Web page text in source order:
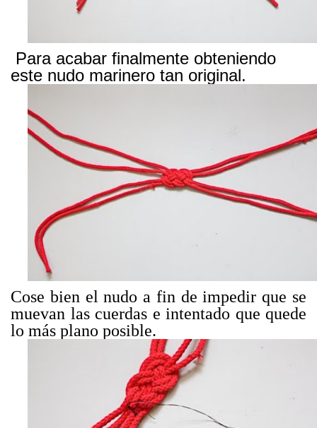
Para acabar finalmente obteniendo
este nudo marinero tan original.
Cose bien el nudo a fin de impedir que se
muevan las cuerdas e intentado que quede
lo más plano posible.